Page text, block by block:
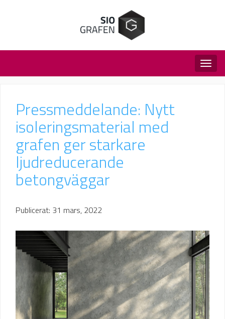
Pressmeddelande: Nytt
isoleringsmaterial med
grafen ger starkare
ljudreducerande
betongväggar
Publicerat: 31 mars, 2022